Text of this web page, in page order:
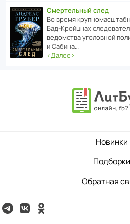
Смертельный след
Во время
Бад‑Крой­цнах
ведомства уголо­вной
и Сабина…
‹Далее›
Новинки
Подборки
Обратная